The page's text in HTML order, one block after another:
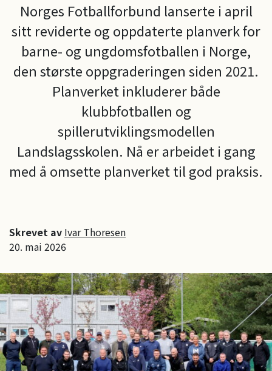
Norges Fotballforbund lanserte i april
sitt reviderte og oppdaterte planverk for
barne- og ungdomsfotballen i Norge,
den største oppgraderingen siden 2021.
Planverket inkluderer både
klubbfotballen og
spillerutviklingsmodellen
Landslagsskolen. Nå er arbeidet i gang
med å omsette planverket til god praksis.
Skrevet av Ivar Thoresen
20. mai 2026